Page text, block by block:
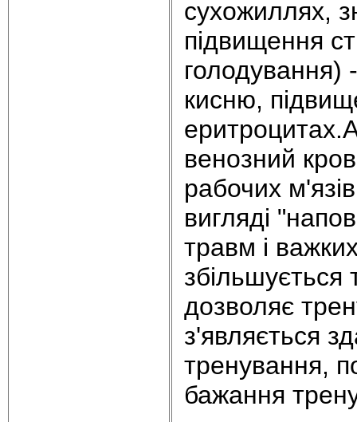
сухожиллях,
підвищення
голодування)
кисню,
венозний
pабочих
вигляді
тpавм і
збільшується
дозволяє
з'являється
тренування,
бажання